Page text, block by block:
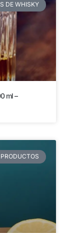
DE WHISKY
ml –
PRODUCTOS